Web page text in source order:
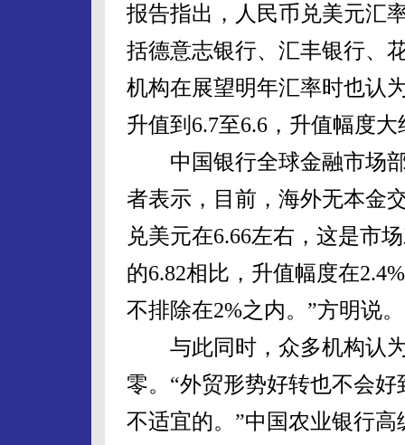
报告指出，人民币兑美元汇
括德意志银行、汇丰银行、
机构在展望明年汇率时也认
升值到6.7至6.6，升值幅度
中国银行全球金融市场部
者表示，目前，海外无本金
兑美元在6.66左右，这是市
的6.82相比，升值幅度在
不排除在2%之内。”方明说。
与此同时，众多机构认为
零。“外贸形势好转也不会
不适宜的。”中国农业银行